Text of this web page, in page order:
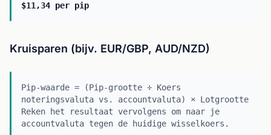
$11,34 per pip
Kruisparen (bijv. EUR/GBP, AUD/NZD)
Pip-waarde = (Pip-grootte ÷ Koers
noteringsvaluta vs. accountvaluta) × Lotgrootte
Reken het resultaat vervolgens om naar je
accountvaluta tegen de huidige wisselkoers.